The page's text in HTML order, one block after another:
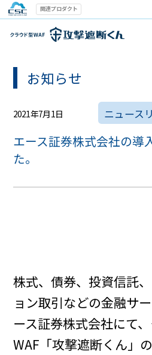
関連プロダクト
お知らせ
2021年7月1日 ニュース
エース証券株式会社の導
た。
株式、債券、投資信託
ョン取引などの金融サ
ース証券株式会社にて
WAF「攻撃遮断くん」